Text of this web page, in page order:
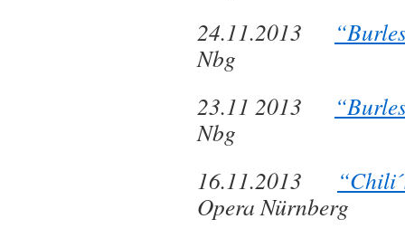
24.11.2013
Nbg
23.11 2013
Nbg
16.11.2013
Opera Nürnberg